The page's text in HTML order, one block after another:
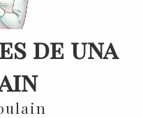
de una